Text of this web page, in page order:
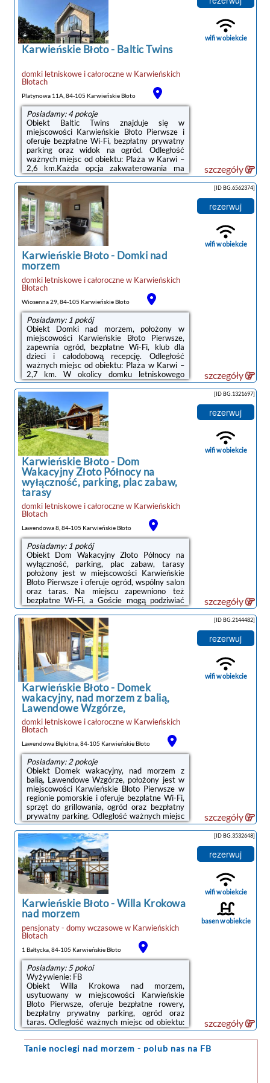
szafa, telewizor z płaskim ekranem oraz
prywatna łazienka. Pościel i ręczniki są
zapewnione. We wszystkich pokojach w
obiekcie zapewniono prywatną łazienkę z
prysznicem i suszarką do włosów, ...
Karwieńskie Błoto- Baltic Twins
domki letniskowe i całorocznew Karwieńskich
Błotach
Platynowa 11A, 84-105 Karwieńskie Błoto
Posiadamy: 4 pokoje
Obiekt Baltic Twins znajduje się w
miejscowości Karwieńskie Błoto Pierwsze i
oferuje bezpłatne Wi-Fi, bezpłatny prywatny
parking oraz widok na ogród. Odległość
ważnych miejsc od obiektu: Plaża w Karwi –
2,6 km.Każda opcja zakwaterowania ma
taras i wyposażona jest w telewizor z płaskim
ekranem oraz pralkę. We wszystkich opcjach
znajduje się aneks kuchenny z pełnym
wyposażeniem, w tym lodówką, jak również
część wypoczynkowa z rozkładaną sofą oraz
prywatna łazienka z prysznicem i suszarką do
włosów. Wyposażenie obejmuje również
zmywarkę, piekarnik, płytę kuchenną, ...
wifi w obiekcie
szczegóły
Karwieńskie Błoto- Domki nad
morzem
domki letniskowe i całorocznew Karwieńskich
Błotach
Wiosenna 29, 84-105 Karwieńskie Błoto
Posiadamy: 1 pokój
Obiekt Domki nad morzem, położony w
miejscowości Karwieńskie Błoto Pierwsze,
zapewnia ogród, bezpłatne Wi-Fi, klub dla
dzieci i całodobową recepcję. Odległość
ważnych miejsc od obiektu: Plaża w Karwi –
2,7 km. W okolicy domku letniskowego
panują doskonałe warunki do uprawiania
trekkingu i jazdy na rowerze, dostępny jest
także bezpłatny prywatny parking.W domku
letniskowym zapewniono taras, kilka sypialni
(2), salon z telewizorem z płaskim ekranem,
kuchnię ze standardowym wyposażeniem,
takim jak lodówka i zmywarka, a także
łazienkę (1) z prysznicem. Goście mogą
podziwiać ...
[ID BG.6562374]
rezerwuj
wifi w obiekcie
szczegóły
Karwieńskie Błoto- Dom
Wakacyjny Złoto Północy na
wyłączność, parking, plac zabaw,
tarasy
domki letniskowe i całorocznew Karwieńskich
Błotach
Lawendowa 8, 84-105 Karwieńskie Błoto
Posiadamy: 1 pokój
Obiekt Dom Wakacyjny Złoto Północy na
wyłączność, parking, plac zabaw, tarasy
położony jest w miejscowości Karwieńskie
Błoto Pierwsze i oferuje ogród, wspólny salon
oraz taras. Na miejscu zapewniono też
bezpłatne Wi-Fi, a Goście mogą podziwiać
widok na ogród. Na miejscu zapewniono
balkon, tarczę do gry w rzutki oraz bezpłatny
prywatny parking.Oferta domu wakacyjnego
obejmuje kilka sypialni (4), salon, aneks
kuchenny z pełnym wyposażeniem, w tym
lodówką i ekspresem do kawy, a także kilka
łazienek (2) z bidetem oraz prysznicem. W
domu wakacyjnym zapewniono ręczniki i ...
[ID BG.1321697]
rezerwuj
wifi w obiekcie
szczegóły
noclegi Karwieńskie
Błoto
Karwieńskie Błoto- Domek
wakacyjny, nad morzem z balią,
Lawendowe Wzgórze,
domki letniskowe i całorocznew Karwieńskich
Błotach
Lawendowa Błękitna, 84-105 Karwieńskie Błoto
Posiadamy: 2 pokoje
Obiekt Domek wakacyjny, nad morzem z
balią, Lawendowe Wzgórze, położony jest w
miejscowości Karwieńskie Błoto Pierwsze w
regionie pomorskie i oferuje bezpłatne Wi-Fi,
sprzęt do grillowania, ogród oraz bezpłatny
prywatny parking. Odległość ważnych miejsc
od obiektu: Plaża w Karwi – 2,2 km.Każda
opcja zakwaterowania ma taras i
wyposażona jest w telewizor z płaskim
ekranem oraz pralkę. We wszystkich opcjach
znajduje się aneks kuchenny z pełnym
wyposażeniem, w tym lodówką, jak również
część wypoczynkowa z rozkładaną sofą oraz
prywatna łazienka z prysznicem i suszarką ...
[ID BG.2144482]
rezerwuj
wifi w obiekcie
szczegóły
Karwieńskie Błoto-Willa Krokowa
nad morzem
pensjonaty - domy wczasowew Karwieńskich
Błotach
1 Bałtycka, 84-105 Karwieńskie Błoto
Posiadamy: 5 pokoi
Wyżywienie: FB
Obiekt Willa Krokowa nad morzem,
usytuowany w miejscowości Karwieńskie
Błoto Pierwsze, oferuje bezpłatne rowery,
bezpłatny prywatny parking, ogród oraz
taras. Odległość ważnych miejsc od obiektu:
Dworzec kolejowy – 45 km. Do dyspozycji
Gości przygotowano takie udogodnienia, jak
restauracja, wspólna kuchnia, bezpłatny
[ID BG.3532648]
rezerwuj
wifi w obiekcie
basen w obiekcie
szczegóły
Tanie noclegi nad morzem - polub nas na FB